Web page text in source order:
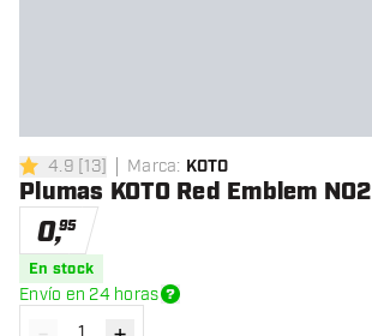
4.9 estrellas de puntuación
4.9 [13] Marca: KOTO
Plumas KOTO Red Emblem NO2
0,95
En stock
Envío en 24 horas